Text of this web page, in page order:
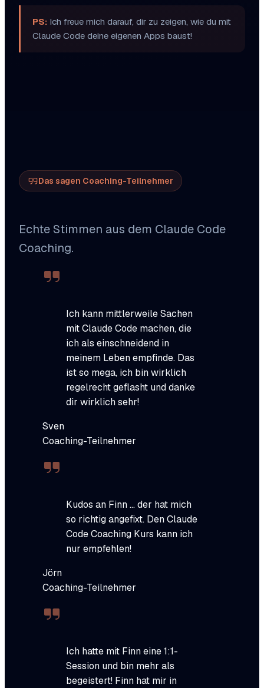
PS: Ich freue mich darauf, dir zu zeigen, wie du mit
Claude Code deine eigenen Apps baust!
Das sagen Coaching-Teilnehmer
Echte Stimmen aus dem Claude Code
Coaching.
Ich kann mittlerweile Sachen
mit Claude Code machen, die
ich als einschneidend in
meinem Leben empfinde. Das
ist so mega, ich bin wirklich
regelrecht geflasht und danke
dir wirklich sehr!
Sven
Coaching-Teilnehmer
Kudos an Finn ... der hat mich
so richtig angefixt. Den Claude
Code Coaching Kurs kann ich
nur empfehlen!
Jörn
Coaching-Teilnehmer
Ich hatte mit Finn eine 1:1-
Session und bin mehr als
begeistert! Finn hat mir in